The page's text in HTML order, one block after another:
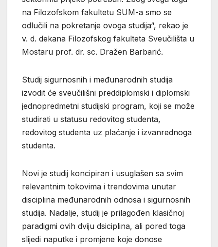
na Filozofskom fakultetu SUM-a smo se
odlučili na pokretanje ovoga studija“, rekao je
v. d. dekana Filozofskog fakulteta Sveučilišta u
Mostaru prof. dr. sc. Dražen Barbarić.
Studij sigurnosnih i međunarodnih studija
izvodit će sveučilišni preddiplomski i diplomski
jednopredmetni studijski program, koji se može
studirati u statusu redovitog studenta,
redovitog studenta uz plaćanje i izvanrednoga
studenta.
Novi je studij koncipiran i usuglašen sa svim
relevantnim tokovima i trendovima unutar
disciplina međunarodnih odnosa i sigurnosnih
studija. Nadalje, studij je prilagođen klasičnoj
paradigmi ovih dviju dsiciplina, ali pored toga
slijedi naputke i promjene koje donose